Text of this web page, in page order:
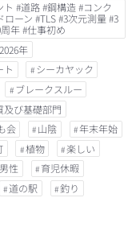
#道路 #鋼構造 #コンク
ーン #TLS #3次元測量 #3
年 #仕事初め
2026年
ト
シーカヤック
ブレークスルー
及び基礎部門
会 山陰
年末年始
植物
楽しい
男性
育児休暇
道の駅
釣り